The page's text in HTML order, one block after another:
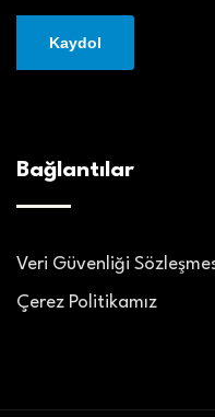
Bağlantılar
Veri Güvenliği
Çerez Politikamız